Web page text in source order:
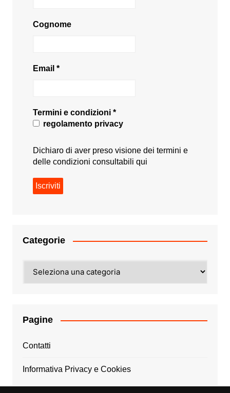
Cognome
Email *
Termini e condizioni *
regolamento privacy
Dichiaro di aver preso visione dei termini e
delle condizioni consultabili qui
Categorie
Pagine
Contatti
Informativa Privacy e Cookies